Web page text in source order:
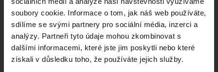
soubory cookie. Informace o tom, jak náš web používáte,
sdílíme se svými partnery pro sociální média, inzerci a
analýzy. Partneři tyto údaje mohou zkombinovat s
dalšími informacemi, které jste jim poskytli nebo které
získali v důsledku toho, že používáte jejich služby.
CPH:DOX Doclisboa
Millennium Docs
Against Gravity
DOK Leipzig